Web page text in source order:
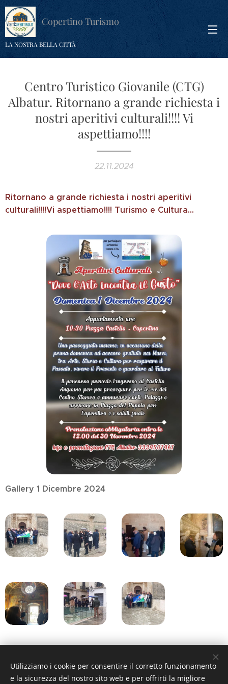
Copertino Turismo
LA NOSTRA BELLA CITTÀ
Centro Turistico Giovanile (CTG)
Albatur. Ritornano a grande richiesta i
nostri aperitivi culturali!!!! Vi
aspettiamo!!!!
22.11.2024
Ritornano a grande richiesta i nostri aperitivi
culturali!!!!Vi aspettiamo!!!! Turismo e Cultura...
Gallery 1 Dicembre 2024
Utilizziamo i cookie per consentire il corretto funzionamento
e la sicurezza del nostro sito web e per offrirti la migliore